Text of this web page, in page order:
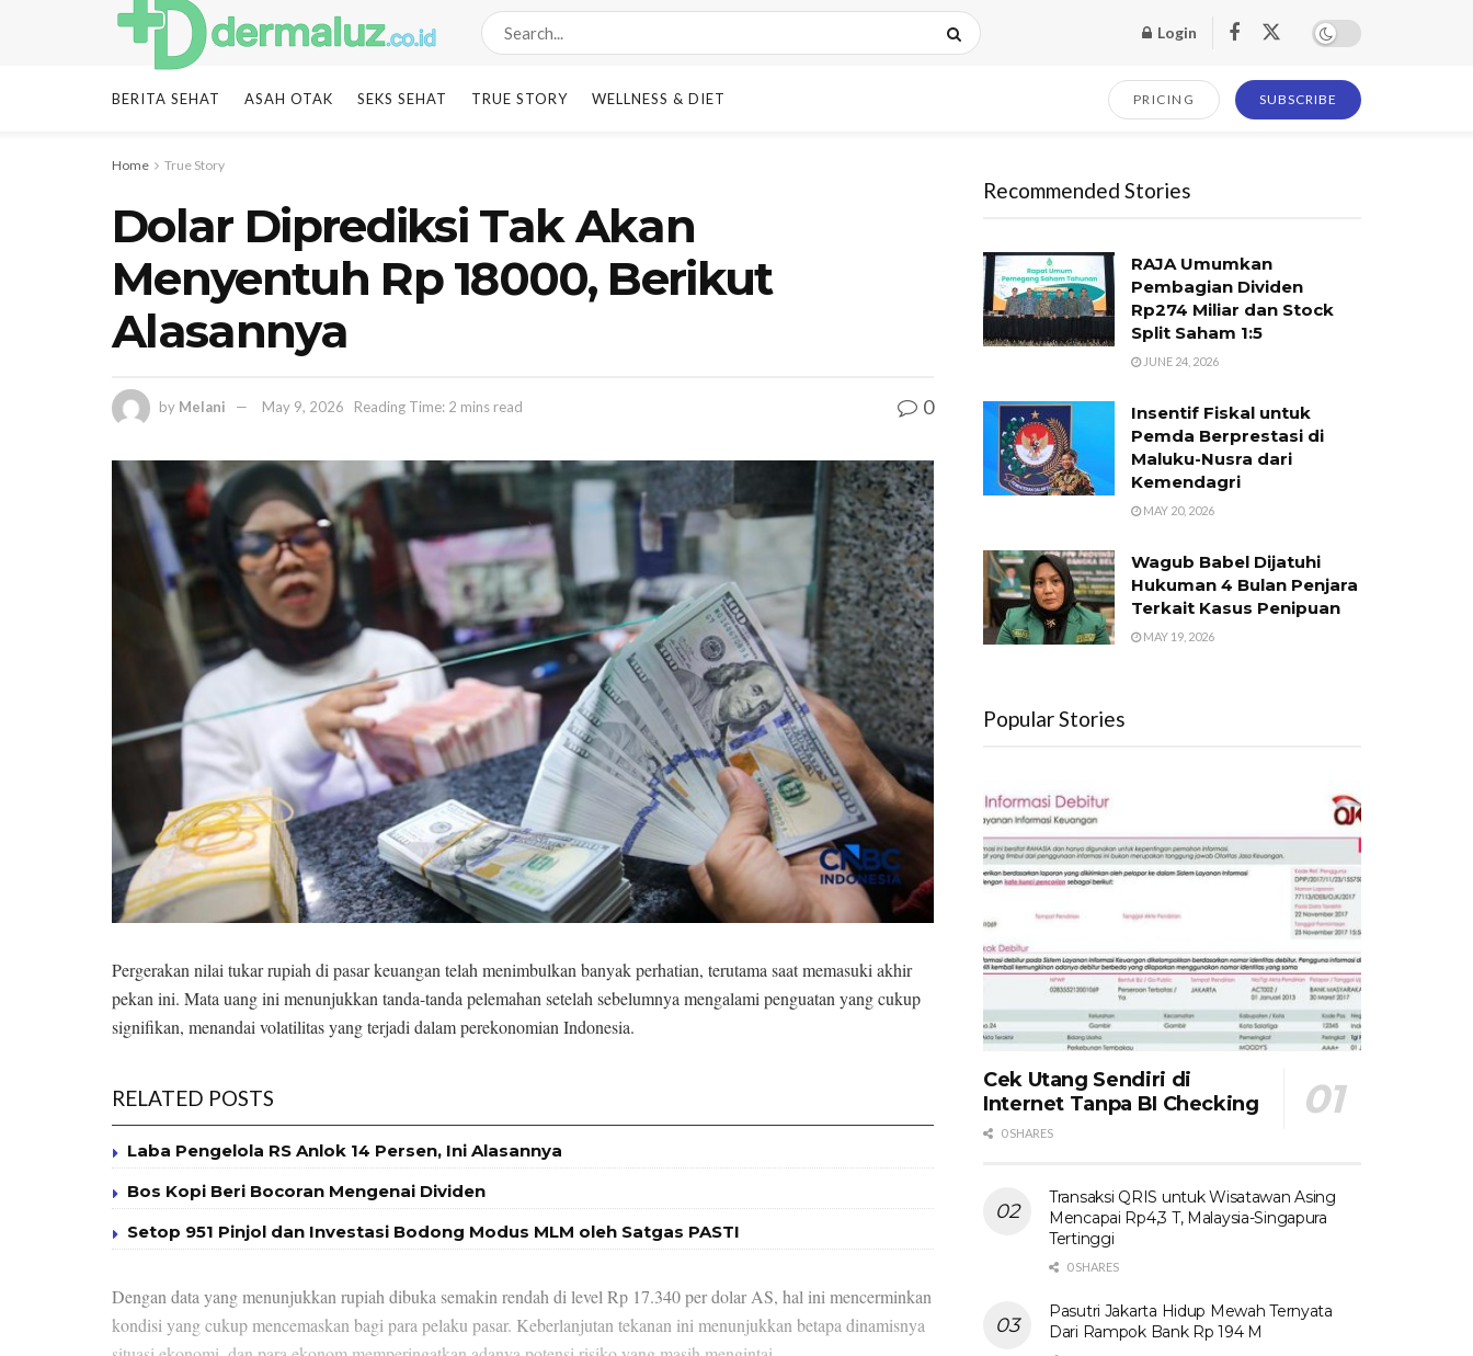
Login
BERITA SEHAT ASAH OTAK SEKS SEHAT TRUE STORY WELLNESS & DIET PRICING SUBSCRIBE
Home True Story
Dolar Diprediksi Tak Akan
Menyentuh Rp 18000, Berikut
Alasannya
by Melani May 9, 2026 Reading Time: 2 mins read 0
Pergerakan nilai tukar rupiah di pasar keuangan telah menimbulkan banyak perhatian, terutama saat memasuki akhir
pekan ini. Mata uang ini menunjukkan tanda-tanda pelemahan setelah sebelumnya mengalami penguatan yang cukup
signifikan, menandai volatilitas yang terjadi dalam perekonomian Indonesia.
RELATED POSTS
Laba Pengelola RS Anlok 14 Persen, Ini Alasannya
Bos Kopi Beri Bocoran Mengenai Dividen
Setop 951 Pinjol dan Investasi Bodong Modus MLM oleh Satgas PASTI
Dengan data yang menunjukkan rupiah dibuka semakin rendah di level Rp 17.340 per dolar AS, hal ini mencerminkan
kondisi yang cukup mencemaskan bagi para pelaku pasar. Keberlanjutan tekanan ini menunjukkan betapa dinamisnya
Recommended Stories
RAJA Umumkan
Pembagian Dividen
Rp274 Miliar dan Stock
Split Saham 1:5
JUNE 24, 2026
Insentif Fiskal untuk
Pemda Berprestasi di
Maluku-Nusra dari
Kemendagri
MAY 20, 2026
Wagub Babel Dijatuhi
Hukuman 4 Bulan Penjara
Terkait Kasus Penipuan
MAY 19, 2026
Popular Stories
Cek Utang Sendiri di
Internet Tanpa BI Checking
0 SHARES
Transaksi QRIS untuk Wisatawan Asing
Mencapai Rp4,3 T, Malaysia-Singapura
Tertinggi
0 SHARES
Pasutri Jakarta Hidup Mewah Ternyata
Dari Rampok Bank Rp 194 M